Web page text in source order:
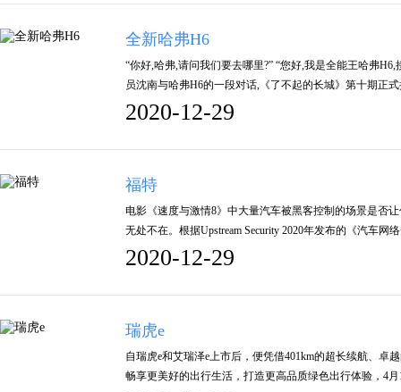
全新哈弗H6
“你好,哈弗,请问我们要去哪里?” “您好,我是全能王哈弗
员沈南与哈弗H6的一段对话,《了不起的长城》第十期正
2020-12-29
福特
电影《速度与激情8》中大量汽车被黑客控制的场景是否
无处不在。根据Upstream Security 2020年发布的《汽车
2020-12-29
瑞虎e
自瑞虎e和艾瑞泽e上市后，便凭借401km的超长续航、卓
畅享更美好的出行生活，打造更高品质绿色出行体验，4